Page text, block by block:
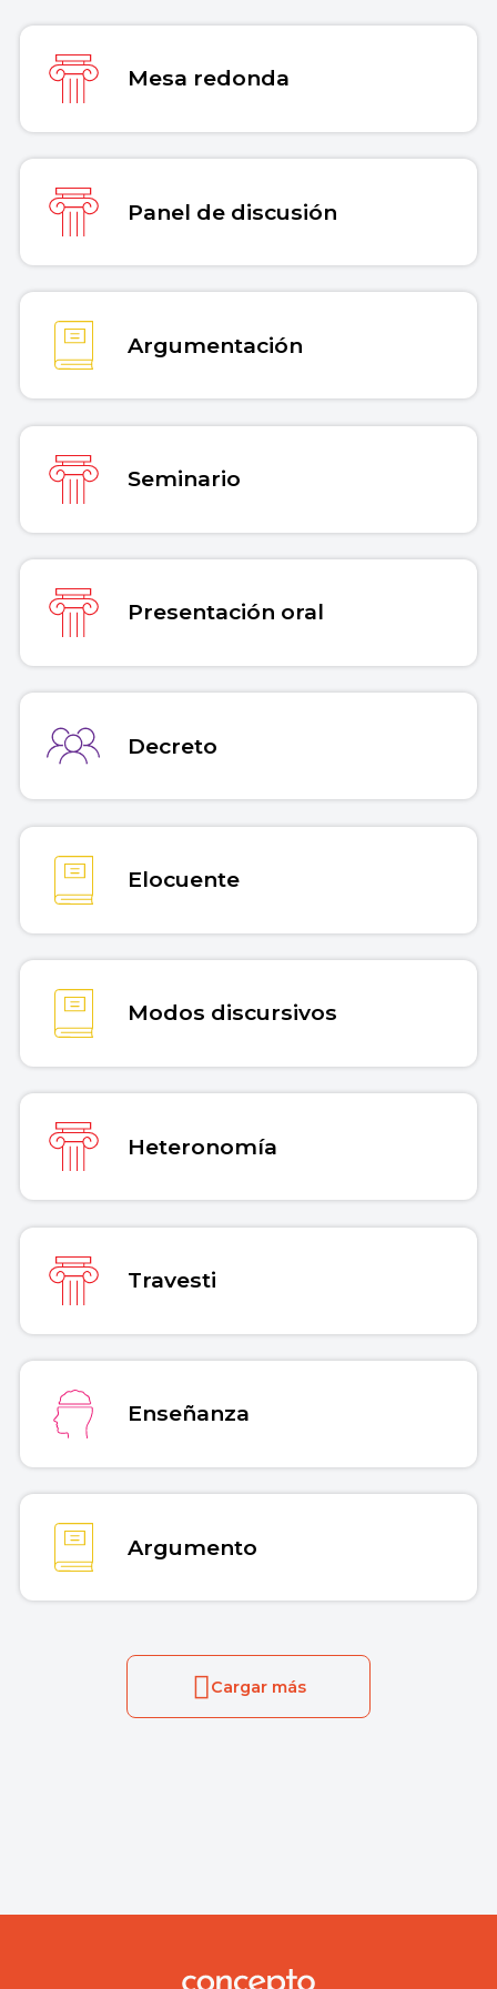
Copiar cita
Mesa redonda
Panel de discusión
Argumentación
Seminario
Presentación oral
Decreto
Elocuente
Modos discursivos
Heteronomía
Travesti
Enseñanza
Argumento
Cargar más